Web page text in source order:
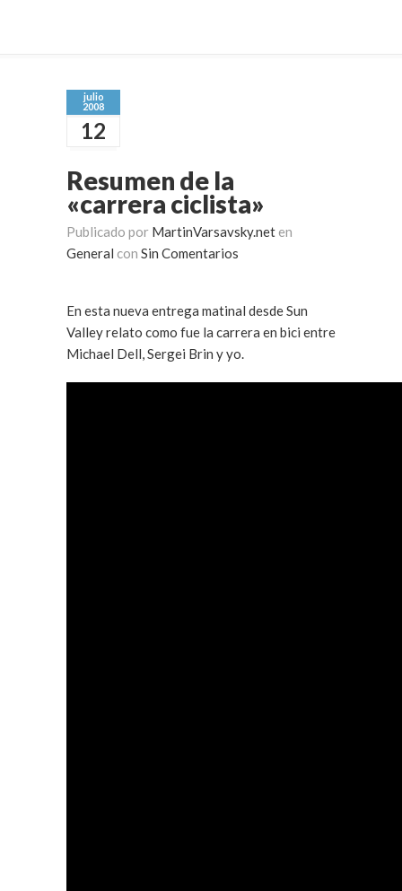
julio
2008
12
Resumen de la
«carrera ciclista»
Publicado por MartinVarsavsky.net en
General con Sin Comentarios
En esta nueva entrega matinal desde Sun
Valley relato como fue la carrera en bici entre
Michael Dell, Sergei Brin y yo.